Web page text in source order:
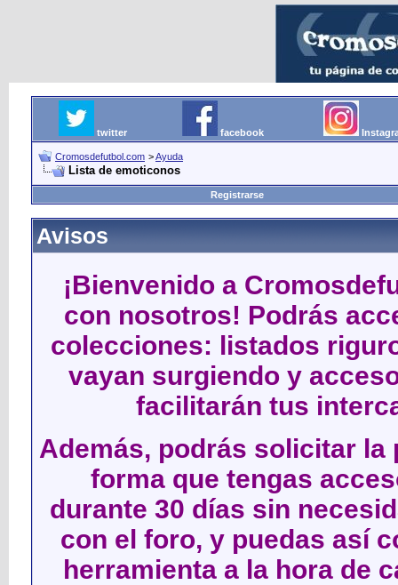
twitter facebook
Cromosdefutbol.com >Ayuda
Lista de emoticonos
Registrarse
Avisos
¡Bienvenido a
con nosotros! Podrás
colecciones: listados
vayan surgiendo y
facilitarán tus
Además, podrás solicitar
forma que tengas
durante 30 días sin
con el foro, y puedas así
herramienta a la hora de